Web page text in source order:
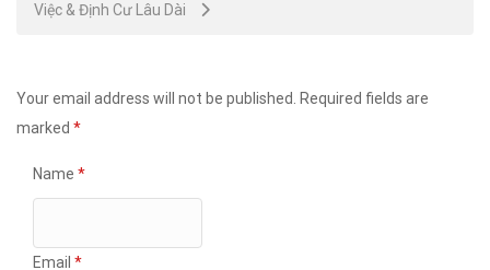
Việc & Định Cư Lâu Dài
Your email address will not be published. Required fields are
marked *
Name *
Email *